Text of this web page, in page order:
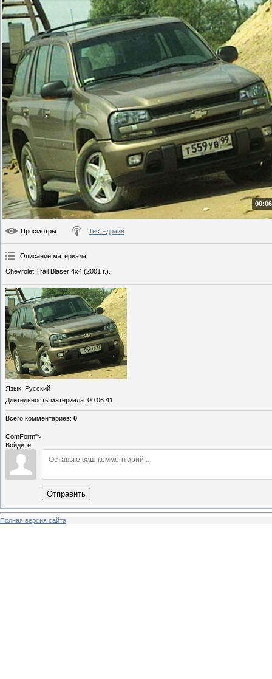
Просмотры: Тест–драйв
Описание материала:
Chevrolet Trail Blaser 4x4 (2001 г.).
Язык: Русский
Длительность материала: 00:06:41
Всего комментариев: 0
ComForm">
Войдите:
Отправить
Полная версия сайта